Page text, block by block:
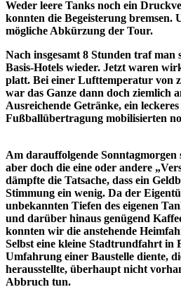
Weder leere Tanks noch ein
konnten die Begeisterung bremsen.
mögliche Abkürzung der Tour.
Nach insgesamt 8 Stunden traf man
Basis-Hotels wieder. Jetzt waren
platt. Bei einer Lufttemperatur von
war das Ganze dann doch ziemlich
Ausreichende Getränke, ein
Fußballübertragung mobilisierten
Am darauffolgende Sonntagmorgen
aber doch die eine oder andere
dämpfte die Tatsache, dass ein
Stimmung ein wenig. Da der
unbekannten Tiefen des eigenen
und darüber hinaus genügend
konnten wir die anstehende
Selbst eine kleine Stadtrundfahrt in
Umfahrung einer Baustelle diente,
herausstellte, überhaupt nicht
Abbruch tun.